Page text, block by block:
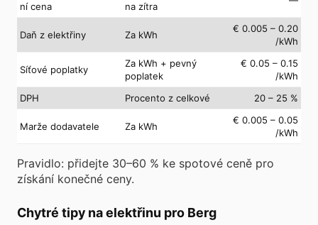
ní cena
na zítra
Daň z elektřiny Za kWh
€ 0.005 – 0.20
/kWh
Síťové poplatky
Za kWh + pevný
poplatek
€ 0.05 – 0.15
/kWh
DPH
Procento z celkové 20 – 25 %
Marže dodavatele Za kWh
€ 0.005 – 0.05
/kWh
Pravidlo: přidejte 30–60 % ke spotové ceně pro
získání konečné ceny.
Chytré tipy na elektřinu pro Berg